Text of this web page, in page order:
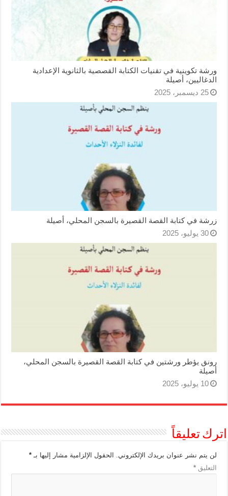
ورشة تكوينية في تقنيات الكتابة القصصية بالثانوية الإعدادية
الدغاليين، أصيلة
25 ديسمبر، 2025
زرشة في كتابة القصة القصيرة بالسجن المحلي، أصيلة
30 يوليو، 2025
رونق يؤطر ورشتين في كتابة القصة القصيرة بالسجن المحلي،
أصيلة
10 يوليو، 2025
اترك تعليقاً
لن يتم نشر عنوان بريدك الإلكتروني. الحقول الإلزامية مشار إليها بـ*
التعليق*